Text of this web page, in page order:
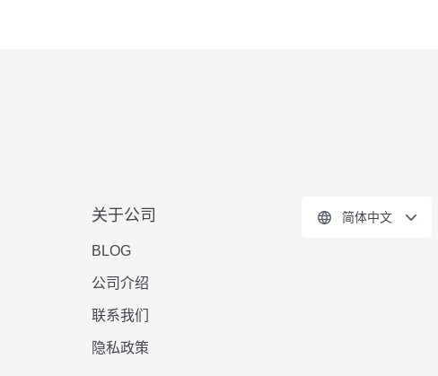
关于公司
BLOG
公司介绍
联系我们
隐私政策
简体中文